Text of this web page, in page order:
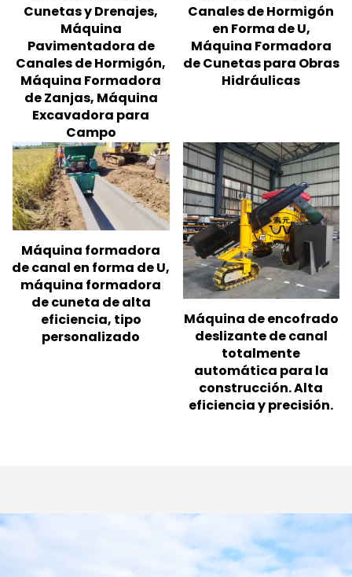
Cunetas y Drenajes,
Máquina
Pavimentadora de
Canales de Hormigón,
Máquina Formadora
de Zanjas, Máquina
Excavadora para
Campo
Canales de Hormigón
en Forma de U,
Máquina Formadora
de Cunetas para Obras
Hidráulicas
Máquina formadora
de canal en forma de U,
máquina formadora
de cuneta de alta
eficiencia, tipo
personalizado
Máquina de encofrado
deslizante de canal
totalmente
automática para la
construcción. Alta
eficiencia y precisión.